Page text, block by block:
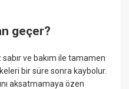
geçer?
ve bakım ile tamamen
bir süre sonra kaybolur.
aksatmamaya özen